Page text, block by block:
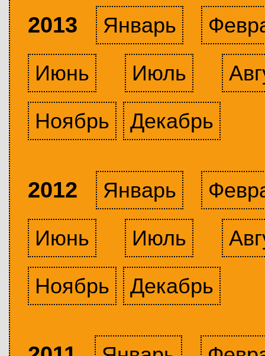
2013 Январь
Июнь
Июль
Ноябрь
Декабрь
2012 Январь
Июнь
Июль
Ноябрь
Декабрь